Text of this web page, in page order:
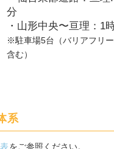
分
・山形中央〜亘理：1
※駐車場5台（バリアフリ
含む）
系
をご参照ください。